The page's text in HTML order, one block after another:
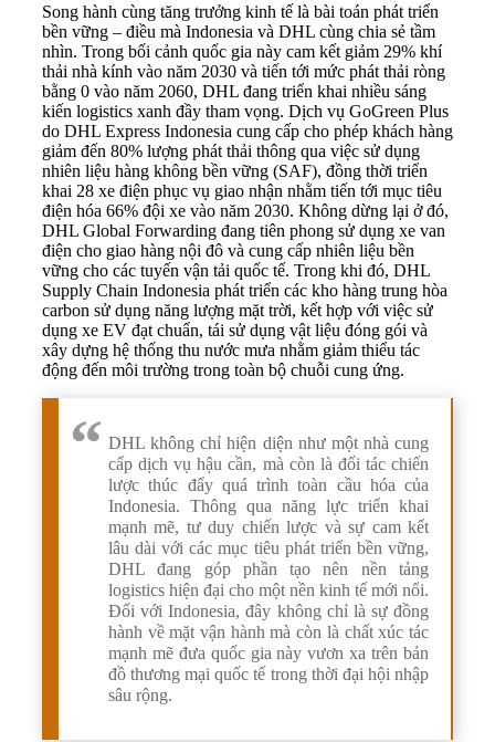
Song hành cùng tăng trưởng kinh tế là bài toán phát triển
bền vững – điều mà Indonesia và DHL cùng chia sẻ tầm
nhìn. Trong bối cảnh quốc gia này cam kết giảm 29% khí
thải nhà kính vào năm 2030 và tiến tới mức phát thải ròng
bằng 0 vào năm 2060, DHL đang triển khai nhiều sáng
kiến logistics xanh đầy tham vọng. Dịch vụ GoGreen Plus
do DHL Express Indonesia cung cấp cho phép khách hàng
giảm đến 80% lượng phát thải thông qua việc sử dụng
nhiên liệu hàng không bền vững (SAF), đồng thời triển
khai 28 xe điện phục vụ giao nhận nhằm tiến tới mục tiêu
điện hóa 66% đội xe vào năm 2030. Không dừng lại ở đó,
DHL Global Forwarding đang tiên phong sử dụng xe van
điện cho giao hàng nội đô và cung cấp nhiên liệu bền
vững cho các tuyến vận tải quốc tế. Trong khi đó, DHL
Supply Chain Indonesia phát triển các kho hàng trung hòa
carbon sử dụng năng lượng mặt trời, kết hợp với việc sử
dụng xe EV đạt chuẩn, tái sử dụng vật liệu đóng gói và
xây dựng hệ thống thu nước mưa nhằm giảm thiểu tác
động đến môi trường trong toàn bộ chuỗi cung ứng.
DHL không chỉ hiện diện như một nhà cung
cấp dịch vụ hậu cần, mà còn là đối tác chiến
lược thúc đẩy quá trình toàn cầu hóa của
Indonesia. Thông qua năng lực triển khai
mạnh mẽ, tư duy chiến lược và sự cam kết
lâu dài với các mục tiêu phát triển bền vững,
DHL đang góp phần tạo nên nền tảng
logistics hiện đại cho một nền kinh tế mới nổi.
Đối với Indonesia, đây không chỉ là sự đồng
hành về mặt vận hành mà còn là chất xúc tác
mạnh mẽ đưa quốc gia này vươn xa trên bản
đồ thương mại quốc tế trong thời đại hội nhập
sâu rộng.